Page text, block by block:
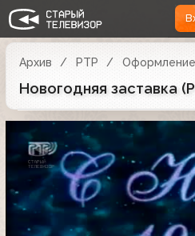
Архив РТР Оформление
Новогодняя заставка